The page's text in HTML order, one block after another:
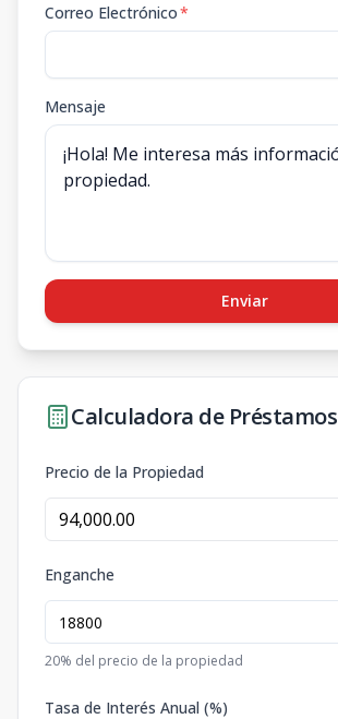
Correo Electrónico*
Mensaje
Enviar
Calculadora de Préstamos
Precio de la Propiedad
Enganche
20% del precio de la propiedad
Tasa de Interés Anual (%)